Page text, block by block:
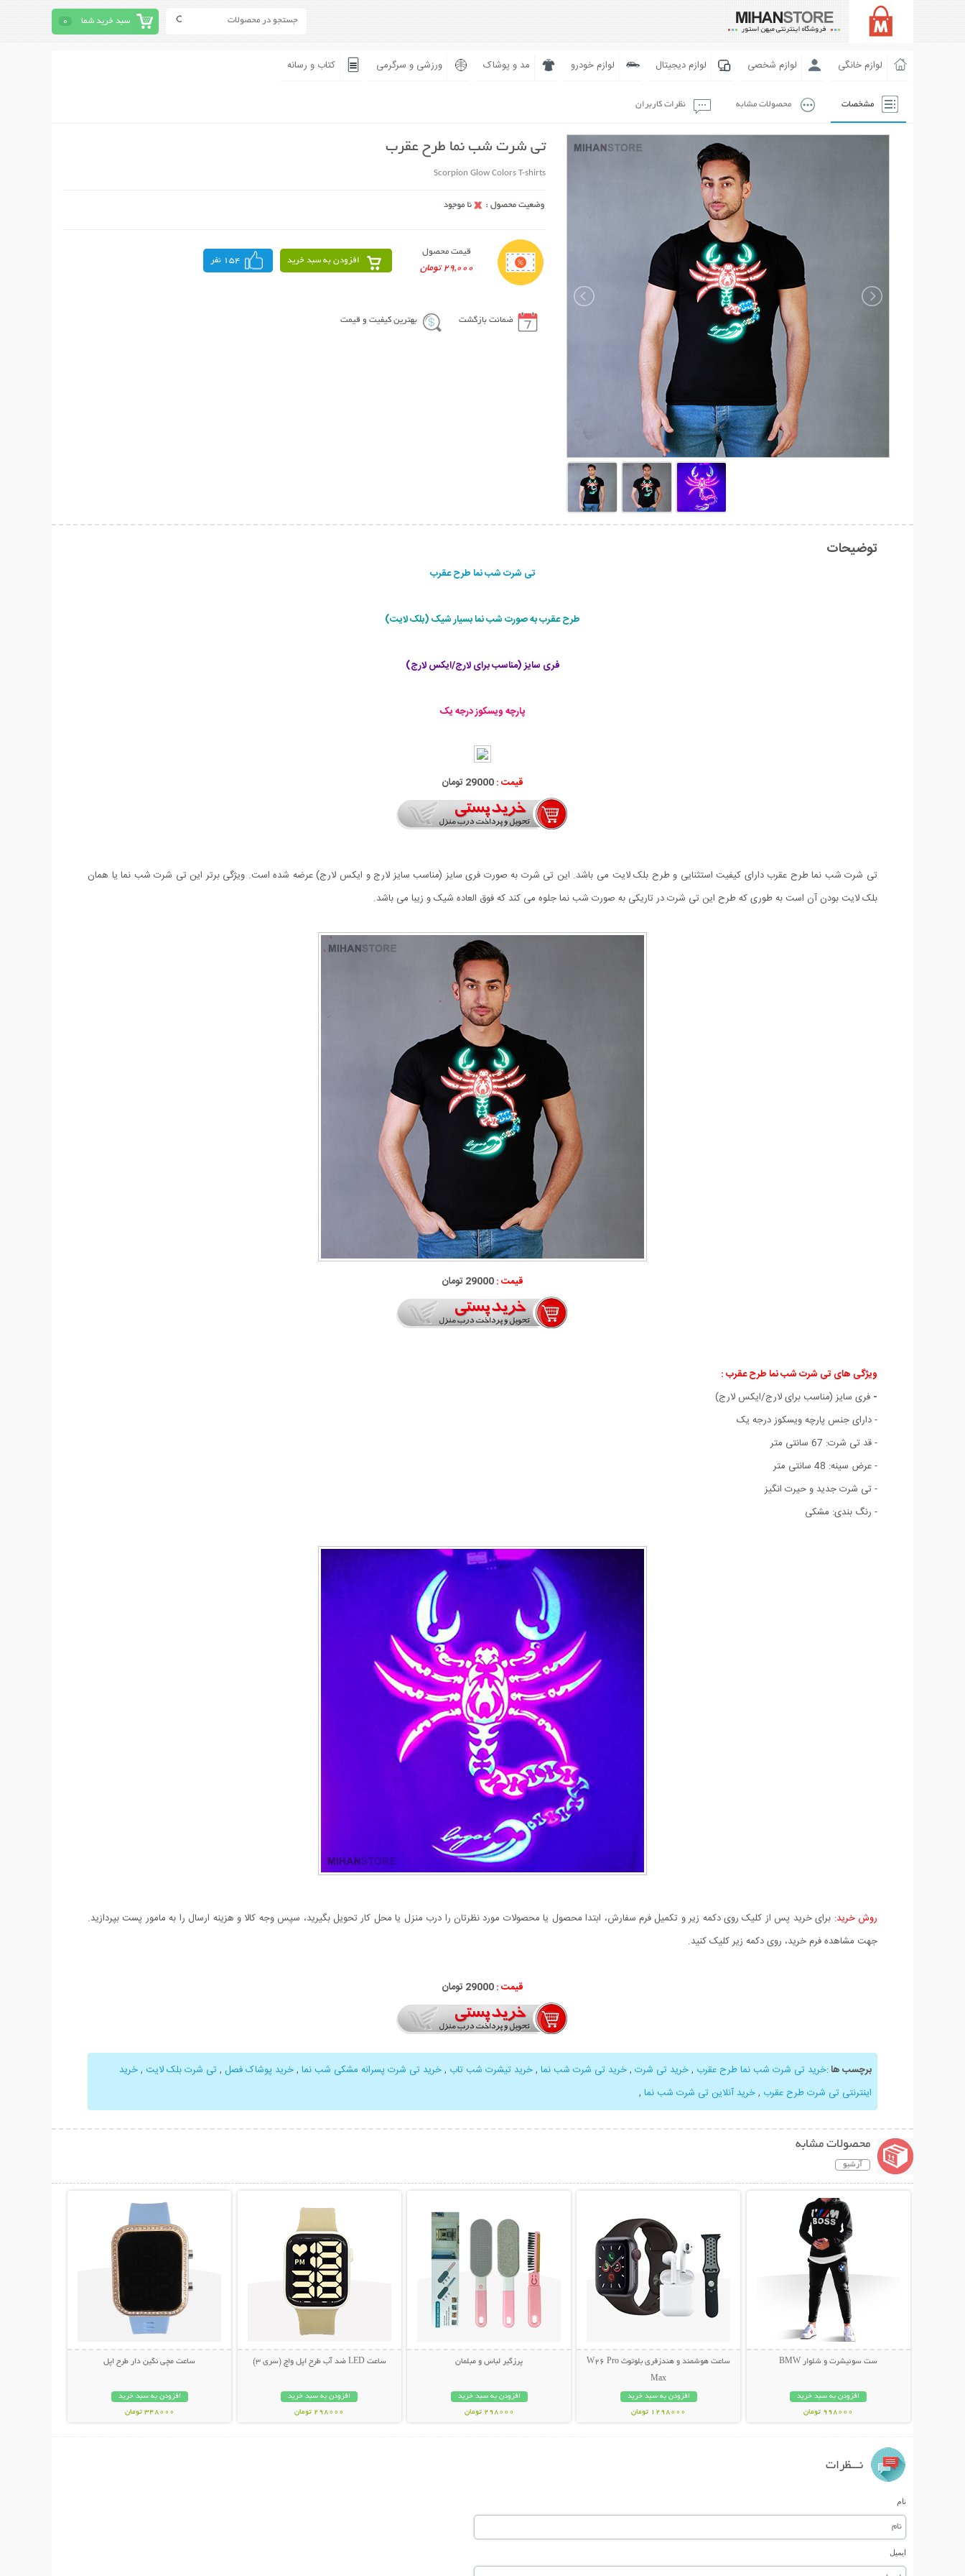
سبد خرید شما 0
لوازم خانگی لوازم شخصی لوازم دیجیتال لوازم خودرو مد و پوشاک ورزشی و سرگرمی کتاب و رسانه
مشخصات محصولات مشابه نظرات کاربران
تی شرت شب نما طرح عقرب
Scorpion Glow Colors T-shirts
قیمت محصول
29,000 تومان
افزودن به سبد خرید 154 نفر
ضمانت بازگشت بهترین کیفیت و قیمت
توضیحات
تی شرت شب نما طرح عقرب
طرح عقرب به صورت شب نما بسیار شیک (بلک لایت)
فری سایز (مناسب برای لارج/ایکس لارج)
پارچه ویسکوز درجه یک
قیمت :29000 تومان
تی شرت شب نما طرح عقرب دارای کیفیت استثنایی و طرح بلک لایت می باشد. این تی شرت به صورت فری سایز (مناسب سایز لارج و ایکس لارج) عرضه شده است. ویژگی برتر این تی شرت شب نما یا همان
بلک لایت بودن آن است به طوری که طرح این تی شرت در تاریکی به صورت شب نما جلوه می کند که فوق العاده شیک و زیبا می باشد.
قیمت :29000 تومان
ویژگی های تی شرت شب نما طرح عقرب :
- فری سایز (مناسب برای لارج/ایکس لارج)
- دارای جنس پارچه ویسکوز درجه یک
- قد تی شرت: 67 سانتی متر
- عرض سینه: 48 سانتی متر
- تی شرت جدید و حیرت انگیز
- رنگ بندی: مشکی
روش خرید: برای خرید پس از کلیک روی دکمه زیر و تکمیل فرم سفارش، ابتدا محصول یا محصولات مورد نظرتان را درب منزل یا محل کار تحویل بگیرید، سپس وجه کالا و هزینه ارسال را به مامور پست بپردازید.
جهت مشاهده فرم خرید، روی دکمه زیر کلیک کنید.
قیمت :29000 تومان
برچسب ها:خرید تی شرت شب نما طرح عقرب ,خرید تی شرت ,خرید تی شرت شب نما ,خرید تیشرت شب تاب ,خرید تی شرت پسرانه مشکی شب نما ,خرید پوشاک فصل , تی شرت بلک لایت ,خرید
اینترنتی تی شرت طرح عقرب ,خرید آنلاین تی شرت شب نما ,
محصولات مشابه
آرشیو
ست سوئیشرت و شلوار BMW
افزودن به سبد خرید
998000 تومان
ساعت هوشمند و هندزفری بلوتوث W26 Pro
Max
افزودن به سبد خرید
1298000 تومان
پرزگیر لباس و مبلمان
افزودن به سبد خرید
298000 تومان
ساعت LED ضد آب طرح اپل واچ (سری 3)
افزودن به سبد خرید
298000 تومان
ساعت مچی نگین دار طرح اپل
افزودن به سبد خرید
348000 تومان
نـــظرات
نام
ایمیل